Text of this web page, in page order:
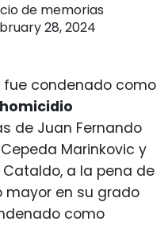
de memorias
28, 2024
fue condenado como
homicidio
de Juan Fernando
Marinkovic y
Cataldo, a la pena de
mayor en su grado
como